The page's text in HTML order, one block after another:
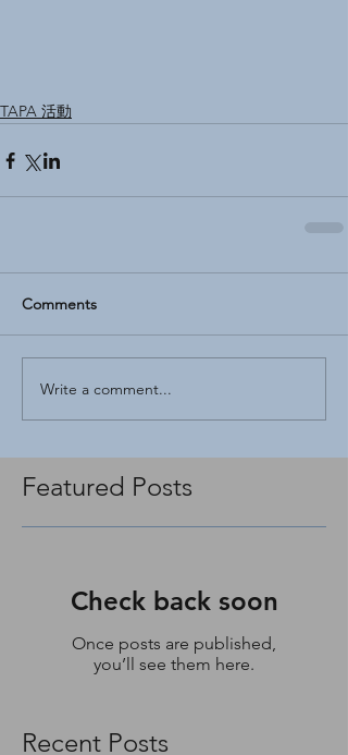
TAPA 活動
Comments
Write a comment...
Featured Posts
Check back soon
Once posts are published,
you’ll see them here.
Recent Posts